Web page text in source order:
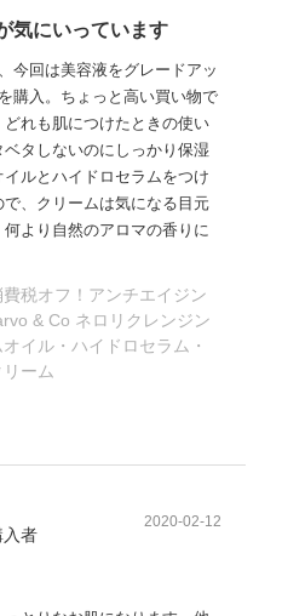
気にいっています
今回は美容液をグレードアッ
購入。ちょっと高い買い物で
れも肌につけたときの使い
タしないのにしっかり保湿
ルとハイドロセラムをつけ
、クリームは気になる目元
より自然のアロマの香りに
費税オフ！アンチエイジン
& Co ネロリクレンジン
イル・ハイドロセラム・
ーム
入者
2020-02-12